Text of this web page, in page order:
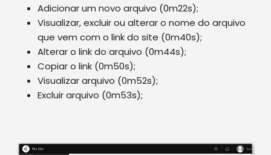
Adicionar um novo arquivo (0m22s);
Visualizar, excluir ou alterar o nome do arquivo
que vem com o link do site (0m40s);
Alterar o link do arquivo (0m44s);
Copiar o link (0m50s);
Visualizar arquivo (0m52s);
Excluir arquivo (0m53s);